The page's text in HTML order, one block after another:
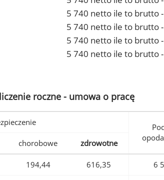
5 740 netto ile to brutto
5 740 netto ile to brutto
5 740 netto ile to brutto
5 740 netto ile to brutto
roczne - umowa o pracę
chorobowe zdrowotne
194,44 616,35 6